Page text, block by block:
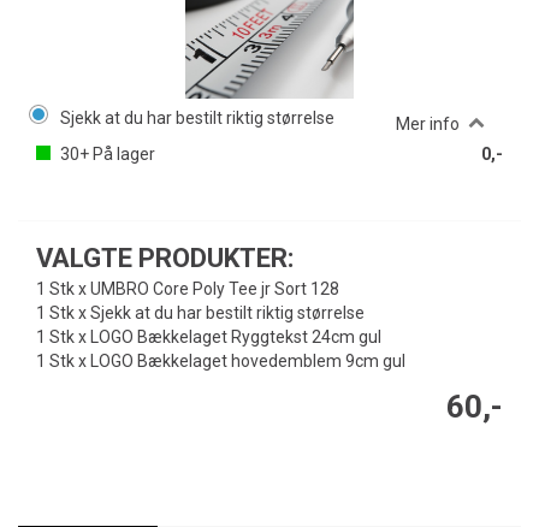
Sjekk at du har bestilt riktig størrelse
Mer info
30+ På lager 0,-
VALGTE PRODUKTER:
1 Stk x UMBRO Core Poly Tee jr Sort 128
1 Stk x Sjekk at du har bestilt riktig størrelse
1 Stk x LOGO Bækkelaget Ryggtekst 24cm gul
1 Stk x LOGO Bækkelaget hovedemblem 9cm gul
60,-